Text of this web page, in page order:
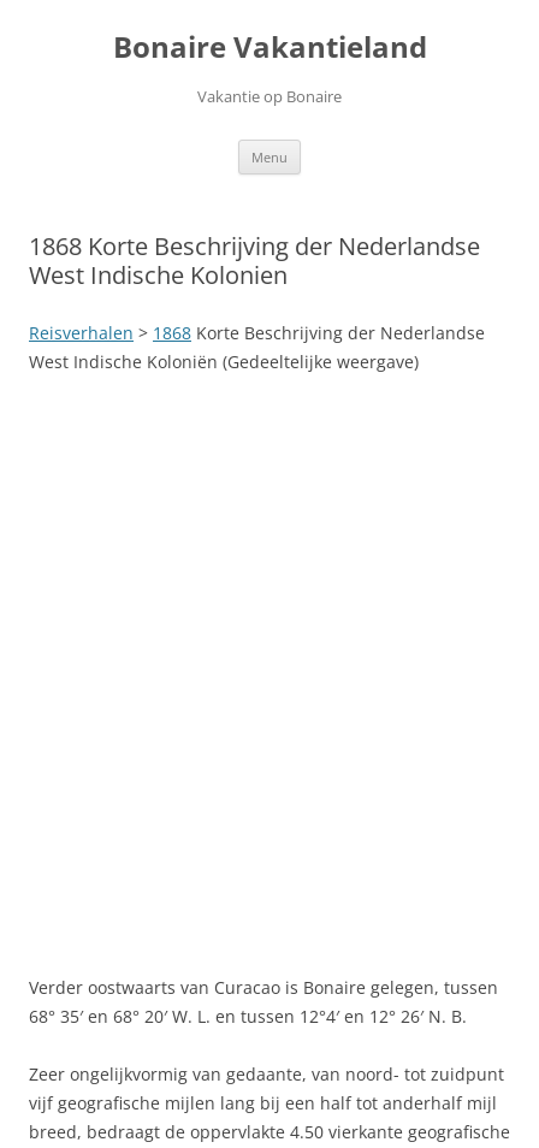
Bonaire Vakantieland
Vakantie op Bonaire
Menu
1868 Korte Beschrijving der Nederlandse
West Indische Kolonien
Reisverhalen > 1868 Korte Beschrijving der Nederlandse
West Indische Koloniën (Gedeeltelijke weergave)
Verder oostwaarts van Curacao is Bonaire gelegen, tussen
68° 35′ en 68° 20′ W. L. en tussen 12°4′ en 12° 26′ N. B.
Zeer ongelijkvormig van gedaante, van noord- tot zuidpunt
vijf geografische mijlen lang bij een half tot anderhalf mijl
breed, bedraagt de oppervlakte 4.50 vierkante geografische